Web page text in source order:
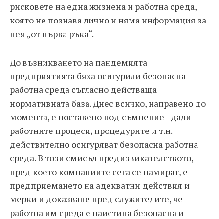
рисковете на една жизнена и работна среда,
която не познава лично и няма информация за
нея „от първа ръка“.
До възникването на пандемията
предприятията бяха осигурили безопасна
работна среда съгласно действаща
нормативната база. Днес всичко, направено до
момента, е поставено под съмнение - дали
работните процеси, процедурите и т.н.
действително осигуряват безопасна работна
среда. В този смисъл предизвикателството,
пред което компаниите сега се намират, е
предприемането на адекватни действия и
мерки и доказване пред служителите, че
работна им среда е наистина безопасна и